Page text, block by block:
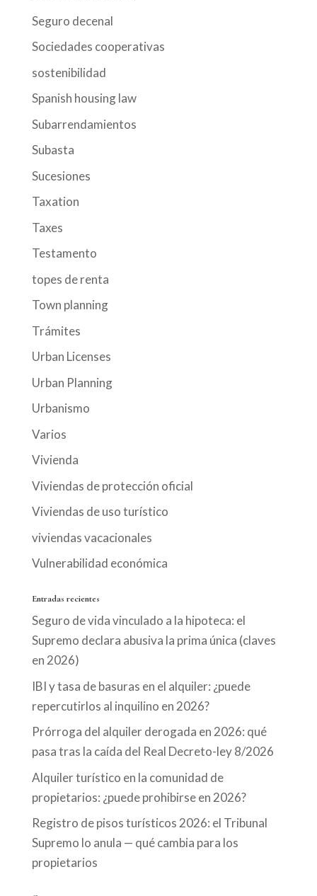
Seguro decenal
Sociedades cooperativas
sostenibilidad
Spanish housing law
Subarrendamientos
Subasta
Sucesiones
Taxation
Taxes
Testamento
topes de renta
Town planning
Trámites
Urban Licenses
Urban Planning
Urbanismo
Varios
Vivienda
Viviendas de protección oficial
Viviendas de uso turístico
viviendas vacacionales
Vulnerabilidad económica
Entradas recientes
Seguro de vida vinculado a la hipoteca: el
Supremo declara abusiva la prima única (claves
en 2026)
IBI y tasa de basuras en el alquiler: ¿puede
repercutirlos al inquilino en 2026?
Prórroga del alquiler derogada en 2026: qué
pasa tras la caída del Real Decreto-ley 8/2026
Alquiler turístico en la comunidad de
propietarios: ¿puede prohibirse en 2026?
Registro de pisos turísticos 2026: el Tribunal
Supremo lo anula — qué cambia para los
propietarios